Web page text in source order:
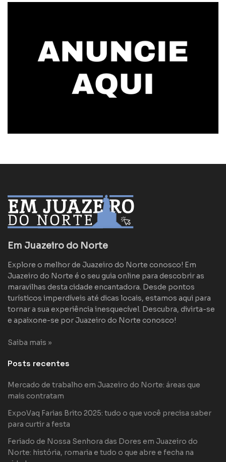
Em Juazeiro do Norte
Explore o melhor de Juazeiro do Norte conosco! Em
Juazeiro do Norte é o seu guia online para descobrir as
maravilhas desta cidade encantadora. Desde pontos
turísticos imperdíveis até dicas locais, estamos aqui para
tornar a sua experiência inesquecível. Descubra, divirta-se
e apaixone-se por Juazeiro do Norte conosco!
Saiba mais »
Posts recentes
Mercado de trabalho em Juazeiro do Norte: áreas que
mais contratam
ExpoVaq Farias Brito 2025: tudo o que você precisa saber
para curtir a festa
Feriado de Nossa Senhora das Dores em Juazeiro do
Norte: história, romaria e tudo o que abre e fecha na